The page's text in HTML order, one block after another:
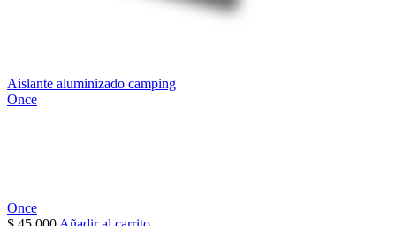
Aislante aluminizado camping
Once
Once